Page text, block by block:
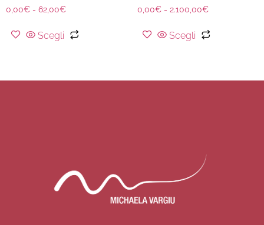
0,00€ - 62,00€
Scegli
0,00€ - 2.100,00€
Scegli